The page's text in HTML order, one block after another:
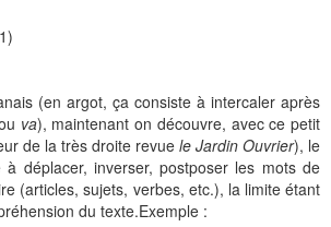
(en argot, ça consiste à intercaler après
va), maintenant on découvre, avec ce petit
de la très droite revuele Jardin Ouvrier), le
déplacer, inverser, postposer les mots de
(articles, sujets, verbes, etc.), la limite étant
du texte.Exemple :